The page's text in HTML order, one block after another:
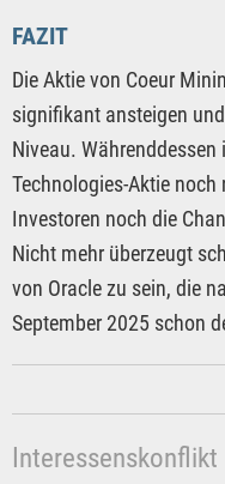
FAZIT
Die Aktie von Coeur
signifikant ansteigen
Niveau. Währenddessen
Technologies-Aktie
Investoren noch die
Nicht mehr überzeugt
von Oracle zu sein, die
September 2025 schon
Interessenskonflikt